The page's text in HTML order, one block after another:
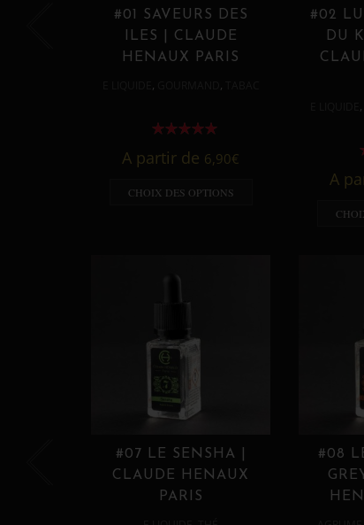
#01 SAVEURS DES
ILES | CLAUDE
HENAUX PARIS
, ,
A partir de 6,90€
CHOIX DES OPTIONS
#02
DU
,
A
#07 LE SENSHA |
CLAUDE HENAUX
PARIS
#08